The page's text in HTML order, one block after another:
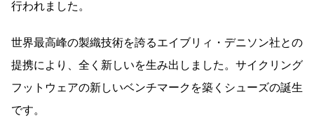
行われました。
世界最高峰の製織技術を誇るエイブリィ・デニソン社との
提携により、全く新しいを生み出しました。サイクリング
フットウェアの新しいベンチマークを築くシューズの誕生
です。